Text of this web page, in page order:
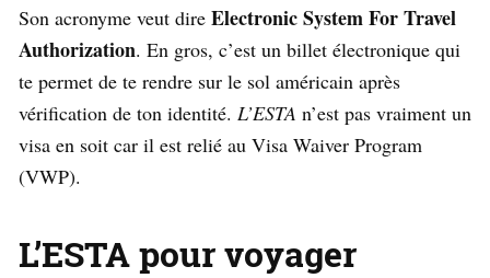
Son acronyme veut dire Electronic System For Travel
Authorization. En gros, c’est un billet électronique qui
te permet de te rendre sur le sol américain après
vérification de ton identité. L’ESTA n’est pas vraiment un
visa en soit car il est relié au Visa Waiver Program
(VWP).
L’ESTA pour voyager